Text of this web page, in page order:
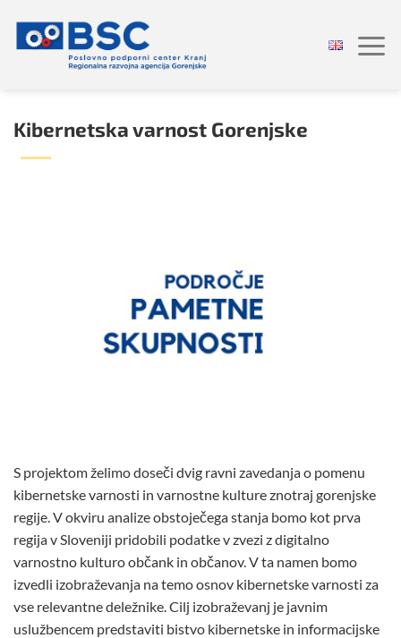
vsebino
Kibernetska varnost Gorenjske
S projektom želimo doseči dvig ravni zavedanja o pomenu
kibernetske varnosti in varnostne kulture znotraj gorenjske
regije. V okviru analize obstoječega stanja bomo kot prva
regija v Sloveniji pridobili podatke v zvezi z digitalno
varnostno kulturo občank in občanov. V ta namen bomo
izvedli izobraževanja na temo osnov kibernetske varnosti za
vse relevantne deležnike. Cilj izobraževanj je javnim
uslužbencem predstaviti bistvo kibernetske in informacijske